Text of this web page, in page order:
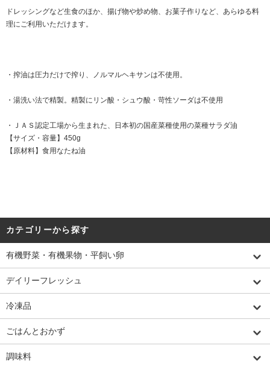
ドレッシングなど生食のほか、揚げ物や炒め物、お菓子作りなど、あらゆる料
理にご利用いただけます。
・搾油は圧力だけで搾り、ノルマルヘキサンは不使用。
・湯洗い法で精製。精製にリン酸・シュウ酸・苛性ソーダは不使用
・ＪＡＳ認定工場から生まれた、日本初の国産菜種使用の菜種サラダ油
【サイズ・容量】450g
【原材料】食用なたね油
カテゴリーから探す
有機野菜・有機果物・平飼い卵
デイリーフレッシュ
冷凍品
ごはんとおかず
調味料